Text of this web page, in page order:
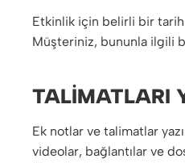
Etkinlik için belirli bir
Müşteriniz, bununla ilgili
TALIMATLARI
Ek notlar ve talimatlar
videolar, bağlantılar ve